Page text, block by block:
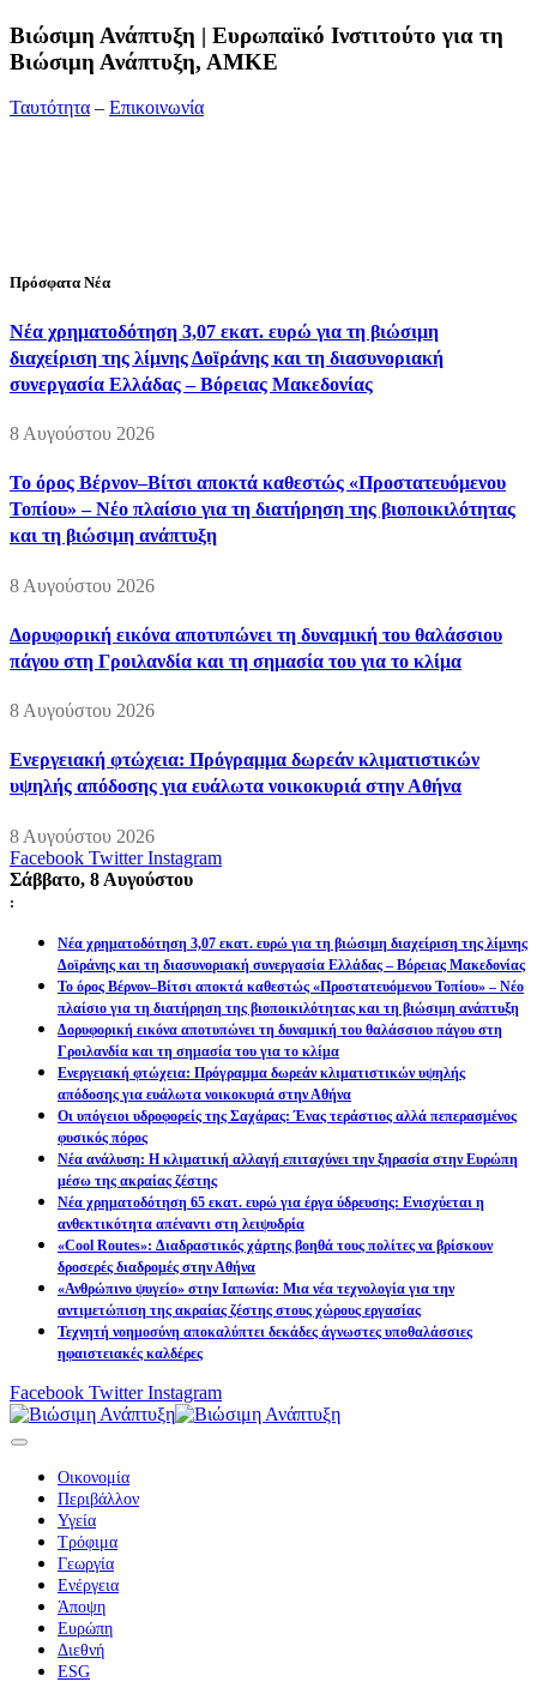
Bιώσιμη Ανάπτυξη | Ευρωπαϊκό Ινστιτούτο για τη
Βιώσιμη Ανάπτυξη, ΑΜΚΕ
Ταυτότητα – Επικοινωνία
Πρόσφατα Νέα
Νέα χρηματοδότηση 3,07 εκατ. ευρώ για τη βιώσιμη
διαχείριση της λίμνης Δοϊράνης και τη διασυνοριακή
συνεργασία Ελλάδας – Βόρειας Μακεδονίας
8 Αυγούστου 2026
Το όρος Βέρνον–Βίτσι αποκτά καθεστώς «Προστατευόμενου
Τοπίου» – Νέο πλαίσιο για τη διατήρηση της βιοποικιλότητας
και τη βιώσιμη ανάπτυξη
8 Αυγούστου 2026
Δορυφορική εικόνα αποτυπώνει τη δυναμική του θαλάσσιου
πάγου στη Γροιλανδία και τη σημασία του για το κλίμα
8 Αυγούστου 2026
Ενεργειακή φτώχεια: Πρόγραμμα δωρεάν κλιματιστικών
υψηλής απόδοσης για ευάλωτα νοικοκυριά στην Αθήνα
8 Αυγούστου 2026
Facebook Twitter Instagram
Σάββατο, 8 Αυγούστου
:
Νέα χρηματοδότηση 3,07 εκατ. ευρώ για τη βιώσιμη διαχείριση της λίμνης
Δοϊράνης και τη διασυνοριακή συνεργασία Ελλάδας – Βόρειας Μακεδονίας
Το όρος Βέρνον–Βίτσι αποκτά καθεστώς «Προστατευόμενου Τοπίου» – Νέο
πλαίσιο για τη διατήρηση της βιοποικιλότητας και τη βιώσιμη ανάπτυξη
Δορυφορική εικόνα αποτυπώνει τη δυναμική του θαλάσσιου πάγου στη
Γροιλανδία και τη σημασία του για το κλίμα
Ενεργειακή φτώχεια: Πρόγραμμα δωρεάν κλιματιστικών υψηλής
απόδοσης για ευάλωτα νοικοκυριά στην Αθήνα
Οι υπόγειοι υδροφορείς της Σαχάρας: Ένας τεράστιος αλλά πεπερασμένος
φυσικός πόρος
Νέα ανάλυση: Η κλιματική αλλαγή επιταχύνει την ξηρασία στην Ευρώπη
μέσω της ακραίας ζέστης
Νέα χρηματοδότηση 65 εκατ. ευρώ για έργα ύδρευσης: Ενισχύεται η
ανθεκτικότητα απέναντι στη λειψυδρία
«Cool Routes»: Διαδραστικός χάρτης βοηθά τους πολίτες να βρίσκουν
δροσερές διαδρομές στην Αθήνα
«Ανθρώπινο ψυγείο» στην Ιαπωνία: Μια νέα τεχνολογία για την
αντιμετώπιση της ακραίας ζέστης στους χώρους εργασίας
Τεχνητή νοημοσύνη αποκαλύπτει δεκάδες άγνωστες υποθαλάσσιες
ηφαιστειακές καλδέρες
Facebook Twitter Instagram
Οικονομία
Περιβάλλον
Υγεία
Τρόφιμα
Γεωργία
Ενέργεια
Άποψη
Ευρώπη
Διεθνή
ESG